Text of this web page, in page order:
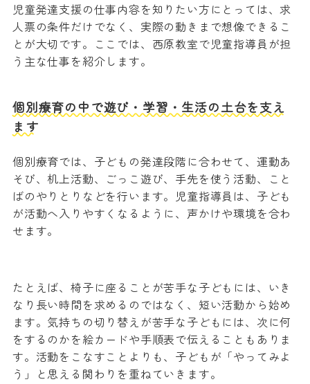
児童発達支援の仕事内容を知りたい方にとっては、求
人票の条件だけでなく、実際の動きまで想像できるこ
とが大切です。ここでは、西原教室で児童指導員が担
う主な仕事を紹介します。
個別療育の中で遊び・学習・生活の土台を支え
ます
個別療育では、子どもの発達段階に合わせて、運動あ
そび、机上活動、ごっこ遊び、手先を使う活動、こと
ばのやりとりなどを行います。児童指導員は、子ども
が活動へ入りやすくなるように、声かけや環境を合わ
せます。
たとえば、椅子に座ることが苦手な子どもには、いき
なり長い時間を求めるのではなく、短い活動から始め
ます。気持ちの切り替えが苦手な子どもには、次に何
をするのかを絵カードや手順表で伝えることもありま
す。活動をこなすことよりも、子どもが「やってみよ
う」と思える関わりを重ねていきます。